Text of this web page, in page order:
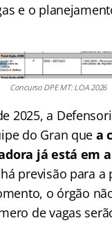
e o
Concurso DPE MT: LOA 2026
2025, a
do Gran que a
já está em
previsão para a
o órgão
de vagas